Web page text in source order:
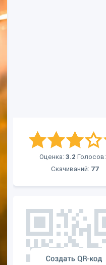
Оценка: 3.2 Голосов:
Скачиваний: 77